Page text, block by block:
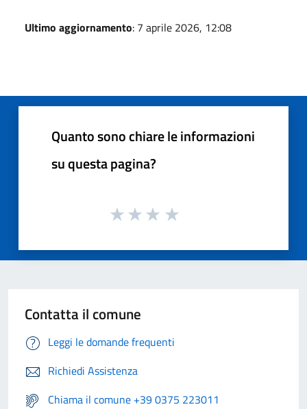
Ultimo aggiornamento: 7 aprile 2026, 12:08
Quanto sono chiare le informazioni
su questa pagina?
Contatta il comune
Leggi le domande frequenti
Richiedi Assistenza
Chiama il comune +39 0375 223011